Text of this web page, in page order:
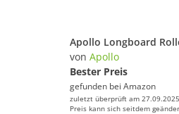
von Apollo
Bester Preis
gefunden bei Amazon
zuletzt überprüft am
Preis kann sich seitdem